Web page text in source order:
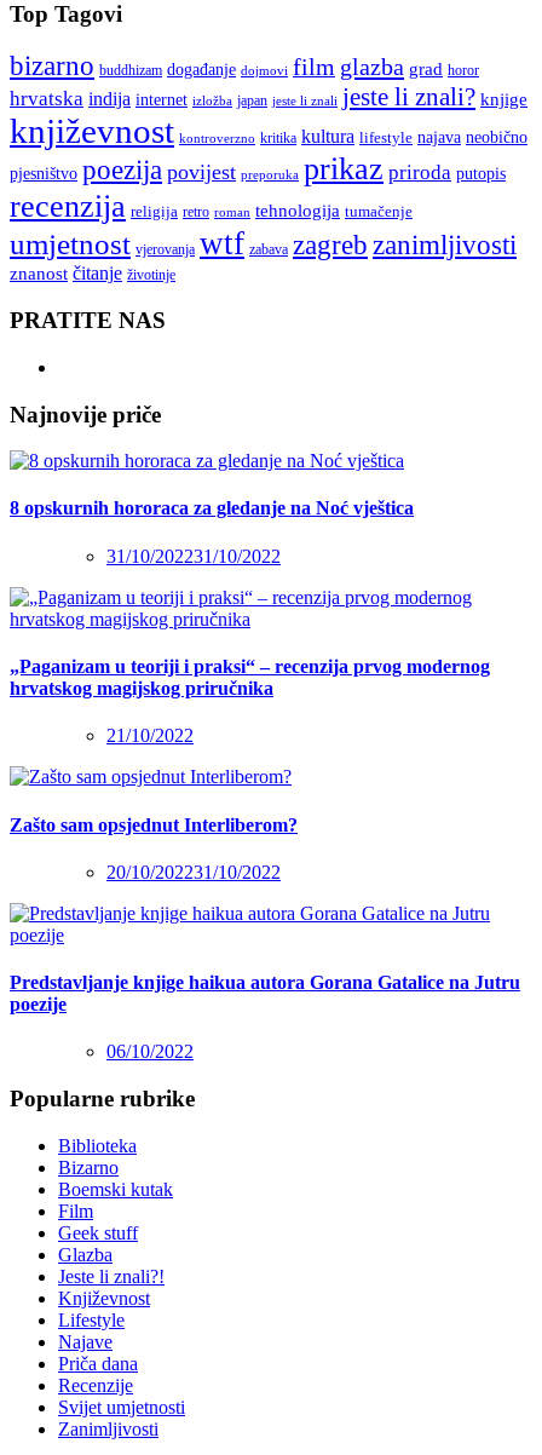
Top Tagovi
bizarno buddhizam događanje dojmovi film glazba grad horor
hrvatska indija internet izložba japan jeste li znali jeste li znali? knjige
književnost kontroverzno kritika kultura lifestyle najava neobično
pjesništvo poezija povijest preporuka prikaz priroda putopis
recenzija religija retro roman tehnologija tumačenje
umjetnost vjerovanja wtf zabava zagreb zanimljivosti
znanost čitanje životinje
PRATITE NAS
Najnovije priče
8 opskurnih hororaca za gledanje na Noć vještica
31/10/202231/10/2022
„Paganizam u teoriji i praksi“ – recenzija prvog modernog
hrvatskog magijskog priručnika
21/10/2022
Zašto sam opsjednut Interliberom?
20/10/202231/10/2022
Predstavljanje knjige haikua autora Gorana Gatalice na Jutru
poezije
06/10/2022
Popularne rubrike
Biblioteka
Bizarno
Boemski kutak
Film
Geek stuff
Glazba
Jeste li znali?!
Književnost
Lifestyle
Najave
Priča dana
Recenzije
Svijet umjetnosti
Zanimljivosti